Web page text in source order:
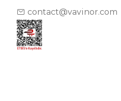
contact@vavinor.com